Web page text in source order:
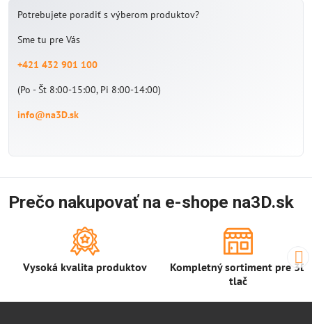
Potrebujete poradiť s výberom produktov?
Sme tu pre Vás
+421 432 901 100
(Po - Št 8:00-15:00, Pi 8:00-14:00)
info@na3D.sk
Prečo nakupovať na e-shope na3D.sk
Vysoká kvalita produktov
Kompletný sortiment pre 3D
tlač